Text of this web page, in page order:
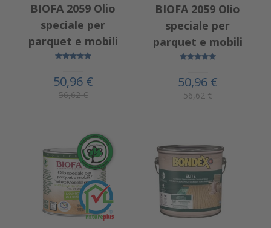
BIOFA 2059 Olio
speciale per
parquet e mobili
50,96 €
56,62 €
BIOFA 2059 Olio
speciale per
parquet e mobili
50,96 €
56,62 €